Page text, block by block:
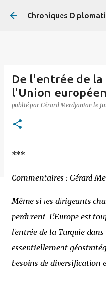
Accéder au
Chroniques
De l'entrée de la
l'Union
publié par Gérard Merdjanian le
***
Commentaires : Gérard
Même si les dirigeants
perdurent. L'Europe est
l'entrée de la Turquie
essentiellement
besoins de diversification